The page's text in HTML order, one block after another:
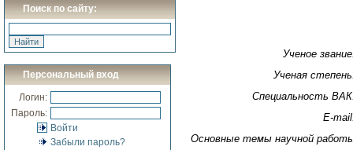
Поиск по сайту:
Персональный вход
Логин:
Пароль:
Войти
Забыли пароль?
Ученое
Ученая
Специальность
E-
Основные темы научной